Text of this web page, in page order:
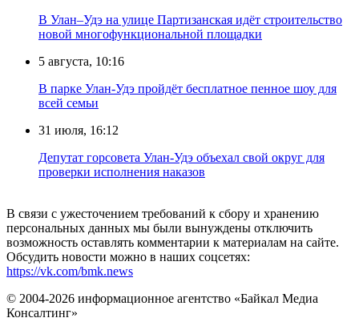
В Улан–Удэ на улице Партизанская идёт строительство
новой многофункциональной площадки
5 августа, 10:16
В парке Улан-Удэ пройдёт бесплатное пенное шоу для
всей семьи
31 июля, 16:12
Депутат горсовета Улан-Удэ объехал свой округ для
проверки исполнения наказов
В связи с ужесточением требований к сбору и хранению
персональных данных мы были вынуждены отключить
возможность оставлять комментарии к материалам на сайте.
Обсудить новости можно в наших соцсетях:
https://vk.com/bmk.news
© 2004-2026 информационное агентство «Байкал Медиа
Консалтинг»